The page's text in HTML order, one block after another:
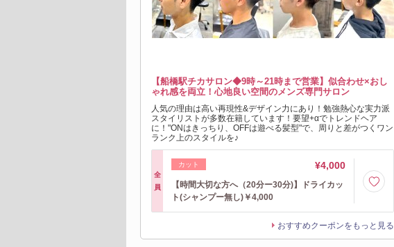
【船橋駅チカサロン◆9時～21時まで営業】似合わせ×おし
ゃれ感を両立！心地良い空間のメンズ専門サロン
人気の理由は高い再現性&デザイン力にあり！勉強熱心な実力派
スタイリストが多数在籍しています！要望+αでトレンドヘア
に！"ONはきっちり、OFFは遊べる髪型"で、周りと差がつくワン
ランク上のスタイルを♪
全
員
カット ¥4,000
【時間大切な方へ（20分ー30分)】ドライカッ
ト(シャンプー無し)￥4,000
おすすめクーポンをもっと見る